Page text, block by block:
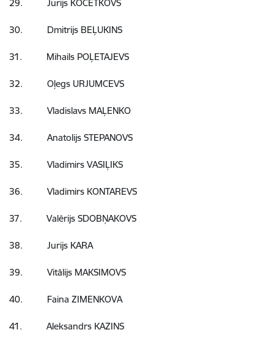
29. Jurijs KOČETKOVS
30. Dmitrijs BEĻUKINS
31. Mihails POĻETAJEVS
32. Oļegs URJUMCEVS
33. Vladislavs MAĻENKO
34. Anatolijs STEPANOVS
35. Vladimirs VASIĻIKS
36. Vladimirs KONTAREVS
37. Valērijs SDOBŅAKOVS
38. Jurijs KARA
39. Vitālijs MAKSIMOVS
40. Faina ZIMENKOVA
41. Aleksandrs KAZINS